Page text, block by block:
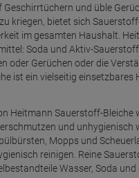
und üble
kriegen, bietet sich
im gesamten Haushalt.
Soda und Aktiv-
oder Gerüchen oder die
ist ein vielseitig
Heitmann Sauerstoff-Bleiche
und unhygienisch
Mopps und
reinigen. Reine
Wasser, Soda und